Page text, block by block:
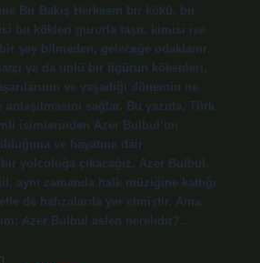
Bir Bakış Herkesin bir kökü, bir
bu kökleri gururla taşır, kimisi ise
şey bilmeden, geleceğe odaklanır.
ya da ünlü bir figürün kökenleri,
ve yaşadığı dönemin ne
sağlar. Bu yazıda, Türk
isimlerinden Azer Bulbul’un
ve hayatına dair
yolculuğa çıkacağız. Azer Bulbul,
aynı zamanda halk müziğine kattığı
de hafızalarda yer etmiştir. Ama
Azer Bulbul aslen nerelidir?…